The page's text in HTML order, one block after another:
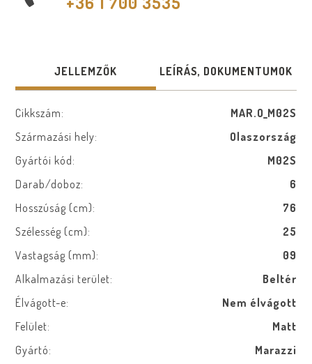
JELLEMZŐK LEÍRÁS, DOKUMENTUMOK
Cikkszám:
MAR.O_M02S
Származási hely:
Olaszország
Gyártói kód:
M02S
Darab/doboz:
6
Hosszúság (cm):
76
Szélesség (cm):
25
Vastagság (mm):
09
Alkalmazási terület:
Beltér
Élvágott-e:
Nem élvágott
Felület:
Matt
Gyártó:
Marazzi